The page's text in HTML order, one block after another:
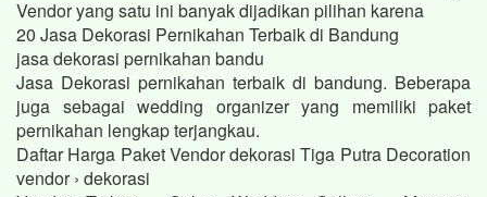
Vendor yang satu ini banyak dijadikan pilihan karena
20 Jasa Dekorasi Pernikahan Terbaik di Bandung
jasa dekorasi pernikahan bandu
Jasa Dekorasi pernikahan terbaik di bandung. Beberapa
juga sebagai wedding organizer yang memiliki paket
pernikahan lengkap terjangkau.
Daftar Harga Paket Vendor dekorasi Tiga Putra Decoration
vendor › dekorasi